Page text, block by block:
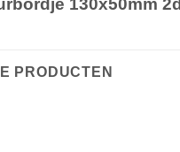
130x50mm
PRODUCTEN